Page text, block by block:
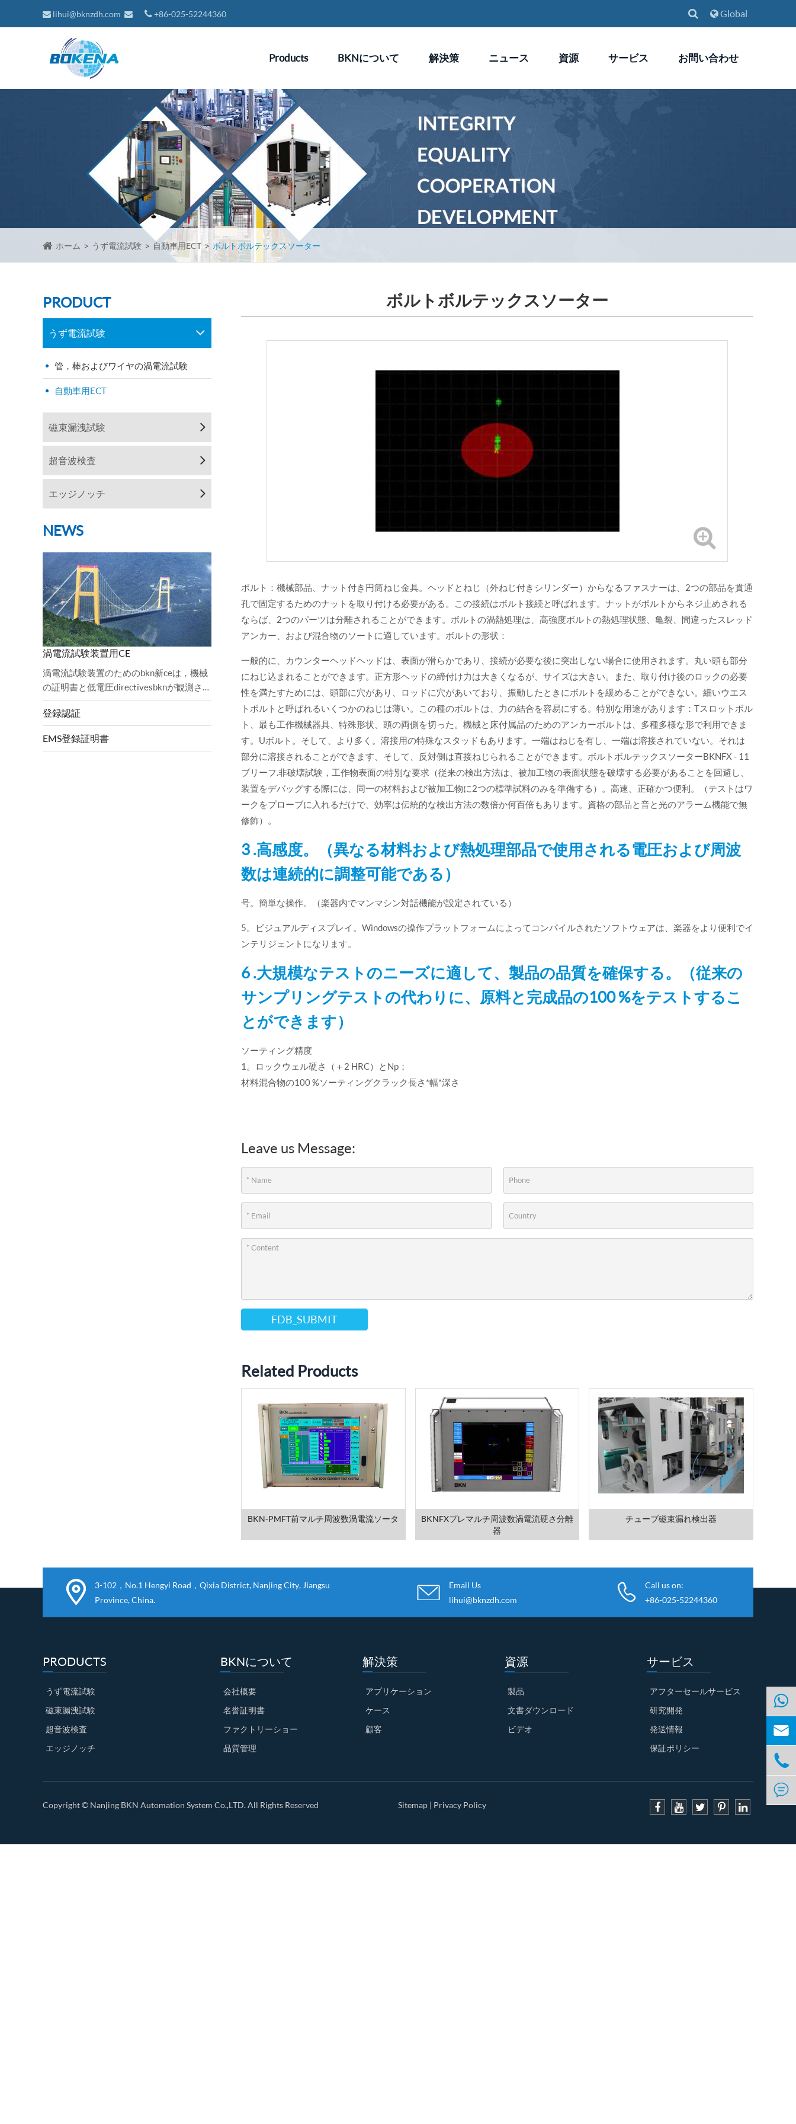
lihui@bknzdh.com +86-025-52244360 Global
Products BKNについて 解決策 ニュース 資源 サービス お問い合わせ
ホーム うず電流試験 自動車用ECT ボルトボルテックスソーター
PRODUCT
うず電流試験
管，棒およびワイヤの渦電流試験
自動車用ECT
磁束漏洩試験
超音波検査
エッジノッチ
NEWS
渦電流試験装置用CE
渦電流試験装置のためのbkn新ceは，機械
の証明書と低電圧directivesbknが観測さ
れ，監査が完了した。2006 / 42 / EC機械
指令と2 ...
登録認証
EMS登録証明書
ボルトボルテックスソーター
ボルト：機械部品、ナット付き円筒ねじ金具。ヘッドとねじ（外ねじ付きシリンダー）からなるファスナーは、2つの部品を貫通
孔で固定するためのナットを取り付ける必要がある。この接続はボルト接続と呼ばれます。ナットがボルトからネジ止めされる
ならば、2つのパーツは分離されることができます。ボルトの渦熱処理は、高強度ボルトの熱処理状態、亀裂、間違ったスレッド
アンカー、および混合物のソートに適しています。ボルトの形状：
一般的に、カウンターヘッドヘッドは、表面が滑らかであり、接続が必要な後に突出しない場合に使用されます。丸い頭も部分
にねじ込まれることができます。正方形ヘッドの締付け力は大きくなるが、サイズは大きい。また、取り付け後のロックの必要
性を満たすためには、頭部に穴があり、ロッドに穴があいており、振動したときにボルトを緩めることができない。細いウエス
トボルトと呼ばれるいくつかのねじは薄い。この種のボルトは、力の結合を容易にする。特別な用途があります：Tスロットボル
ト、最も工作機械器具、特殊形状、頭の両側を切った。機械と床付属品のためのアンカーボルトは、多種多様な形で利用できま
す。Uボルト。そして、より多く。溶接用の特殊なスタッドもあります。一端はねじを有し、一端は溶接されていない。それは
部分に溶接されることができます、そして、反対側は直接ねじられることができます。ボルトボルテックスソーターBKNFX - 11
ブリーフ.非破壊試験，工作物表面の特別な要求（従来の検出方法は、被加工物の表面状態を破壊する必要があることを回避し、
装置をデバッグする際には、同一の材料および被加工物に2つの標準試料のみを準備する）。高速、正確かつ便利。（テストはワ
ークをプローブに入れるだけで、効率は伝統的な検出方法の数倍か何百倍もあります。資格の部品と音と光のアラーム機能で無
修飾）。
3 .高感度。（異なる材料および熱処理部品で使用される電圧および周波
数は連続的に調整可能である）
号。簡単な操作。（楽器内でマンマシン対話機能が設定されている）
5。ビジュアルディスプレイ。Windowsの操作プラットフォームによってコンパイルされたソフトウェアは、楽器をより便利でイ
ンテリジェントになります。
6 .大規模なテストのニーズに適して、製品の品質を確保する。（従来の
サンプリングテストの代わりに、原料と完成品の100 %をテストするこ
とができます）
ソーティング精度
1。ロックウェル硬さ（＋2 HRC）とNp；
材料混合物の100 %ソーティングクラック長さ*幅*深さ
Leave us Message:
FDB_SUBMIT
Related Products
BKN‐PMFT前マルチ周波数渦電流ソータ
BKNFXプレマルチ周波数渦電流硬さ分離
器
チューブ磁束漏れ検出器
3-102，No.1 Hengyi Road，Qixia District, Nanjing City, Jiangsu
Province, China.
Email Us
lihui@bknzdh.com
Call us on:
+86-025-52244360
PRODUCTS
うず電流試験
磁束漏洩試験
超音波検査
エッジノッチ
BKNについて
会社概要
名誉証明書
ファクトリーショー
品質管理
解決策
アプリケーション
ケース
顧客
資源
製品
文書ダウンロード
ビデオ
サービス
アフターセールサービス
研究開発
発送情報
保証ポリシー
Copyright © Nanjing BKN Automation System Co.,LTD.All Rights Reserved Sitemap | Privacy Policy


